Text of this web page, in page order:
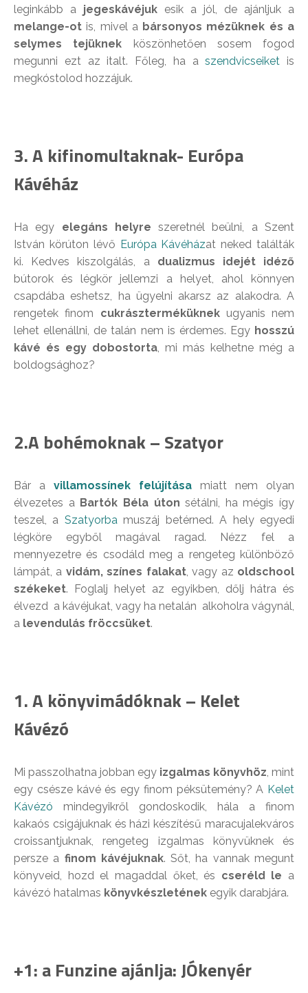
leginkább a jegeskávéjuk esik a jól, de ajánljuk a
melange-ot is, mivel a bársonyos mézüknek és a
selymes tejüknek köszönhetően sosem fogod
megunni ezt az italt. Főleg, ha aszendvicseiket is
megkóstolod hozzájuk.
3. A kifinomultaknak- Európa
Kávéház
Ha egy elegáns helyre szeretnél beülni, a Szent
István körúton lévő Európa Kávéházat neked találták
ki. Kedves kiszolgálás, adualizmus idejét idéző
bútorok és légkör jellemzi a helyet, ahol könnyen
csapdába eshetsz, ha ügyelni akarsz az alakodra. A
rengetek finom cukrászterméküknekugyanis nem
lehet ellenállni, de talán nem is érdemes. Egyhosszú
kávé és egy dobostorta, mi más kelhetne még a
boldogsághoz?
2.A bohémoknak – Szatyor
Bár a villamossíne k felújítása miatt nem olyan
élvezetes a Bartók Béla úton sétálni, ha mégis így
teszel, a Szatyorbamuszáj betérned. A hely egyedi
légköre egyből magával ragad. Nézz fel a
mennyezetre és csodáld meg a rengeteg különböző
lámpát, a vidám, színes falakat, vagy az oldschool
székeket. Foglalj helyet az egyikben, dőlj hátra és
élvezd a kávéjukat, vagy ha netalán alkoholra vágynál,
a levendulás fröccsüket.
1. A könyvimádóknak – Kelet
Kávézó
Mi passzolhatna jobban egy izgalmas könyvhöz, mint
egy csésze kávé és egy finom péksütemény? A Kelet
Kávézó mindegyikről gondoskodik, hála a finom
kakaós csigájuknak és házi készítésű maracujalekváros
croissantjuknak, rengeteg izgalmas könyvüknek és
persze a finom kávéjuknak. Sőt, ha vannak megunt
könyveid, hozd el magaddal őket, és cseréld le a
kávézó hatalmas könyvkészletének egyik darabjára.
+1: a Funzine ajánlja: JÓkenyér